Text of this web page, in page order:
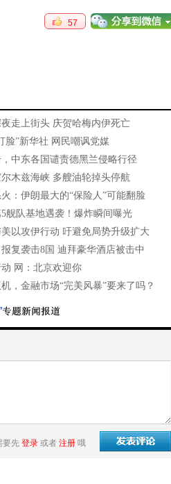
57
走上街头 庆贺哈梅内伊死亡
脸”新华社 网民嘲讽党媒
中东各国谴责德黑兰侵略行径
木兹海峡 多艘油轮掉头停航
：伊朗最大的“保险人”可能翻脸
舰队基地遇袭！爆炸瞬间曝光
以攻伊行动 吁避免局势升级扩大
复袭击8国 迪拜豪华酒店被击中
网：北京欢迎你
，金融市场“完美风暴”要来了吗？
要先 登录 或者 注册 哦